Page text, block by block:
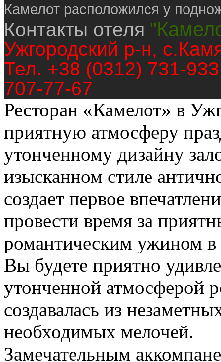
Камелот расположился у
Контакты отеля "
Ужгородский р-н,
Тел. +38 (0312) 731-
707-77-67
Ресторан «Камелот» в
приятную атмосферу
утонченному дизайну
изысканном стиле
создает первое
провести время за
романтическим ужином
Вы будете приятно
утонченной атмосферой
создавалась из
необходимых мелочей.
Замечательным